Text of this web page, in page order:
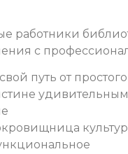
работники
с
путь от